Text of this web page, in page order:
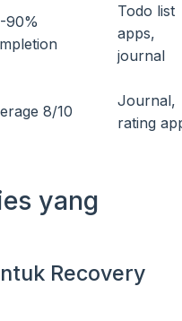
90%
Todo list
apps,
journal
8/10
Journal,
rating
yang
Recovery